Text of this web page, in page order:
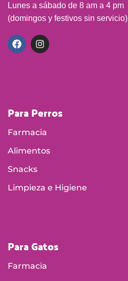
Lunes a sábado de 8 am a 4 pm
(domingos y festivos sin servicio)
Para Perros
Farmacia
Alimentos
Snacks
Limpieza e Higiene
Para Gatos
Farmacia